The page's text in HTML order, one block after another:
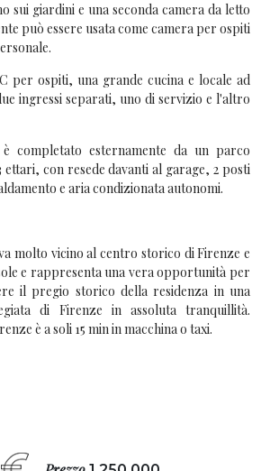
sui giardini e una seconda camera da letto
può essere usata come camera per ospiti
per ospiti, una grande cucina e locale ad
ingressi separati, uno di servizio e l'altro
completato esternamente da un parco
ettari, con resede davanti al garage, 2 posti
e aria condizionata autonomi.
molto vicino al centro storico di Firenze e
e rappresenta una vera opportunità per
il pregio storico della residenza in una
di Firenze in assoluta tranquillità.
è a soli 15 min in macchina o taxi.